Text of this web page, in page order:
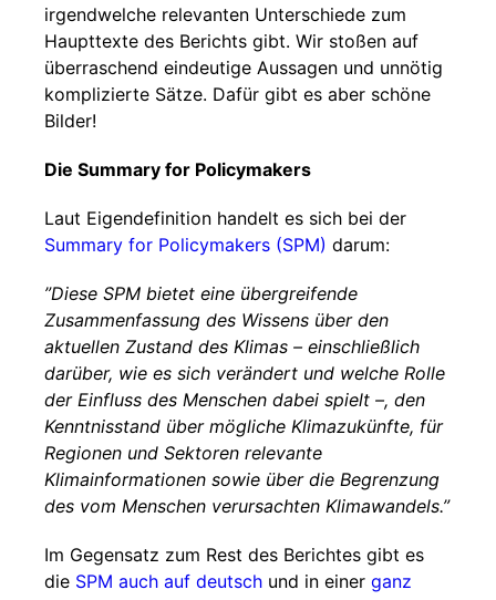
irgendwelche relevanten Unterschiede zum
Haupttexte des Berichts gibt. Wir stoßen auf
überraschend eindeutige Aussagen und unnötig
komplizierte Sätze. Dafür gibt es aber schöne
Bilder!
Die Summary for Policymakers
Laut Eigendefinition handelt es sich bei der
Summary for Policymakers (SPM) darum:
”Diese SPM bietet eine übergreifende
Zusammenfassung des Wissens über den
aktuellen Zustand des Klimas – einschließlich
darüber, wie es sich verändert und welche Rolle
der Einfluss des Menschen dabei spielt –, den
Kenntnisstand über mögliche Klimazukünfte, für
Regionen und Sektoren relevante
Klimainformationen sowie über die Begrenzung
des vom Menschen verursachten Klimawandels.”
Im Gegensatz zum Rest des Berichtes gibt es
die SPM auch auf deutsch und in einer ganz